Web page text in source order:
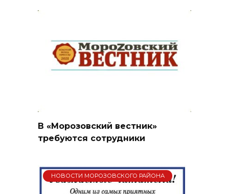
В «Морозовский вестник»
требуются сотрудники
НОВОСТИ МОРОЗОВСКОГО РАЙОНА